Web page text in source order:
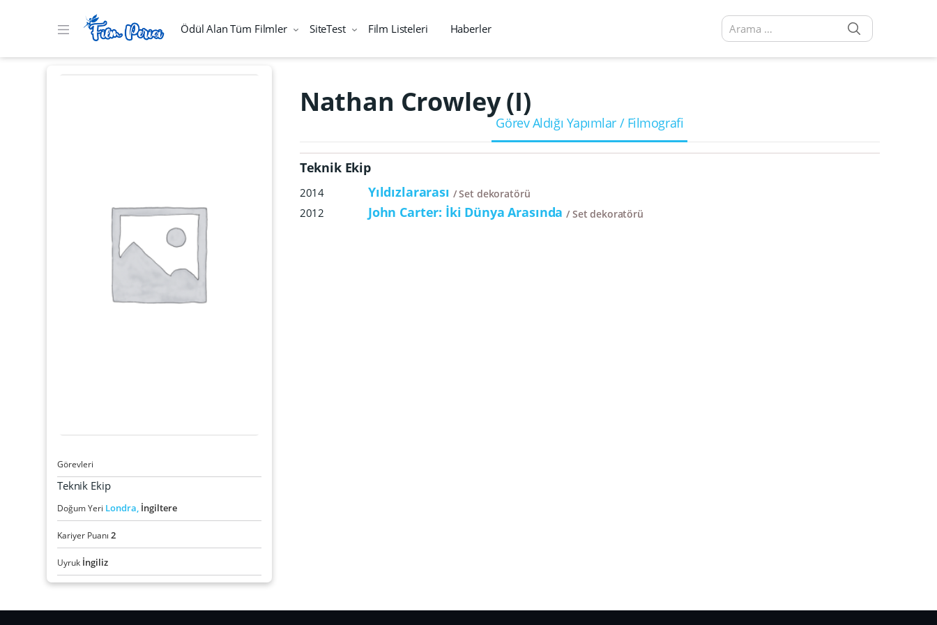
Ödül Alan Tüm Filmler SiteTest Film Listeleri Haberler
Arama sonuçları:
Görevleri
Teknik Ekip
Doğum Yeri Londra, İngiltere
Kariyer Puanı 2
Uyruk İngiliz
Nathan Crowley (I)
Görev Aldığı Yapımlar / Filmografi
Teknik Ekip
2014 Yıldızlararası Set dekoratörü
2012 John Carter: İki Dünya Arasında Set dekoratörü